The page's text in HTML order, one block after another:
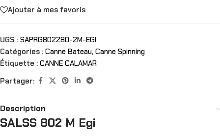
Ajouter à mes favoris
UGS : SAPRG802280-2M-EGI
Catégories : Canne Bateau, Canne Spinning
Étiquette : CANNE CALAMAR
Partager:
Description
SALSS 802 M Egi